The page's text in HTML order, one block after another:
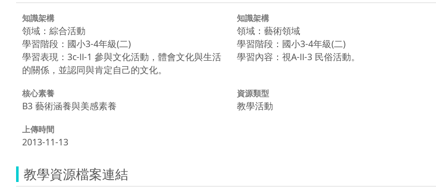
知識架構
領域：綜合活動
學習階段：國小3-4年級(二)
學習表現：3c-Ⅱ-1 參與文化活動，體會文化與生活
的關係，並認同與肯定自己的文化。
知識架構
領域：藝術領域
學習階段：國小3-4年級(二)
學習內容：視A-Ⅱ-3 民俗活動。
核心素養
B3 藝術涵養與美感素養
資源類型
教學活動
上傳時間
2013-11-13
教學資源檔案連結